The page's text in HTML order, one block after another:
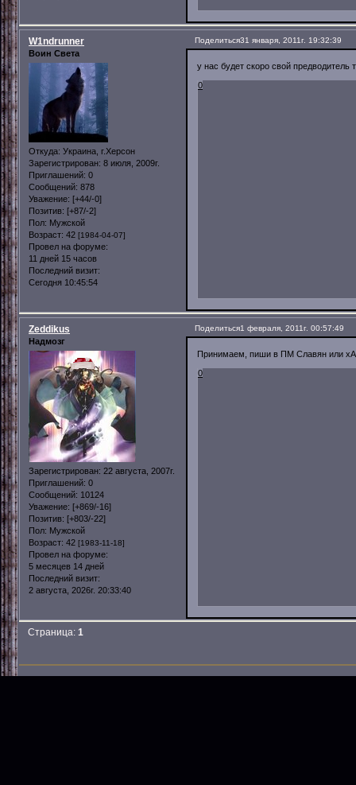
Поделиться31 января, 2011г. 19:32:39
W1ndrunner
Воин Света
Откуда: Украина, г.Херсон
Зарегистрирован: 8 июля, 2009г.
Приглашений: 0
Сообщений: 878
Уважение: [+44/-0]
Позитив: [+87/-2]
Пол: Мужской
Возраст: 42 [1984-04-07]
Провел на форуме:
11 дней 15 часов
Последний визит:
Сегодня 10:45:54
у нас будет скоро свой
0
Поделиться1 февраля, 2011г. 00:57:49
Zeddikus
Надмозг
Зарегистрирован: 22 августа, 2007г.
Приглашений: 0
Сообщений: 10124
Уважение: [+869/-16]
Позитив: [+803/-22]
Пол: Мужской
Возраст: 42 [1983-11-18]
Провел на форуме:
5 месяцев 14 дней
Последний визит:
2 августа, 2026г. 20:33:40
Принимаем, пиши в ПМ Славян или
0
Страница:1